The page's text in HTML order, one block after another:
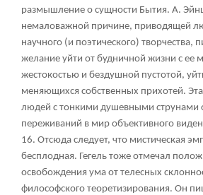
размышление о сущности Бытия. А.
немаловажной причине, приводящей
научного (и поэтического) творчества,
желание уйти от будничной жизни с ее
жестокостью и бездушной пустотой,
меняющихся собственных прихотей.
людей с тонкими душевными струнами
переживаний в мир объективного
16. Отсюда следует, что мистическая
бесплодная. Гегель тоже отмечал
освобождения ума от телесных
философского теоретизирования. Он